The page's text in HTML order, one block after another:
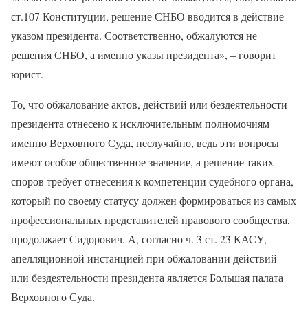
ст.107 Конституции, решение СНБО вводится в действие
указом президента. Соответственно, обжалуются не
решения СНБО, а именно указы президента», – говорит
юрист.
То, что обжалование актов, действий или бездеятельности
президента отнесено к исключительным полномочиям
именно Верховного Суда, неслучайно, ведь эти вопросы
имеют особое общественное значение, а решение таких
споров требует отнесения к компетенции судебного органа,
который по своему статусу должен формироваться из самых
профессиональных представителей правового сообщества,
продолжает Сидорович. А, согласно ч. 3 ст. 23 КАСУ,
апелляционной инстанцией при обжаловании действий
или бездеятельности президента является Большая палата
Верховного Суда.